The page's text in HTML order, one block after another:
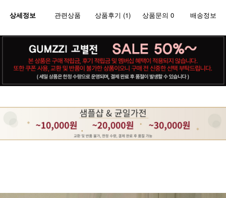
상세정보 관련상품 상품후기 (1) 상품문의 0 배송정보